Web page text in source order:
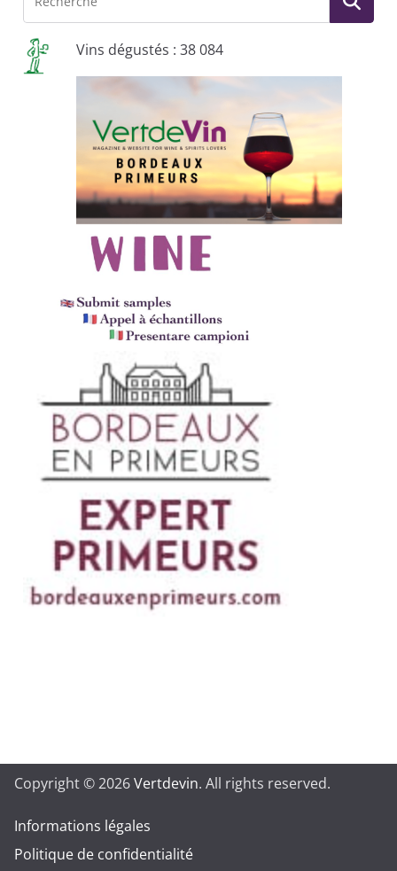
Vins dégustés : 38 084
Copyright © 2026Vertdevin. All rights reserved.
Informations légales
Politique de confidentialité